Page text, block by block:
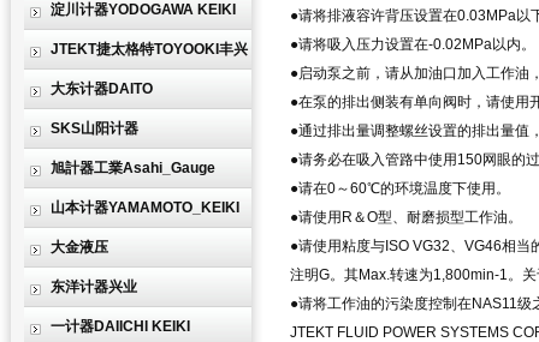
淀川计器YODOGAWA KEIKI
JTEKT捷太格特TOYOOKI丰兴
大东计器DAITO
SKS山阳计器
旭計器工業Asahi_Gauge
山本计器YAMAMOTO_KEIKI
大金液压
东洋计器兴业
一计器DAIICHI KEIKI
●请将排液容许背压设置在0.03MPa以
●请将吸入压力设置在-0.02MPa以内。
●启动泵之前，请从加油口加入工作油
●在泵的排出侧装有单向阀时，请使用
●通过排出量调整螺丝设置的排出量值
●请务必在吸入管路中使用150网眼的
●请在0～60℃的环境温度下使用。
●请使用R＆O型、耐磨损型工作油。
●请使用粘度与ISO VG32、VG46相
注明G。其Max.转速为1,800min-1。
●请将工作油的污染度控制在NAS11级
JTEKT FLUID POWER SYSTEMS